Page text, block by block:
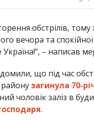
обстрілів, тому
вечора та
– написав
що під час
загинула 70-
чоловік заліз в
.